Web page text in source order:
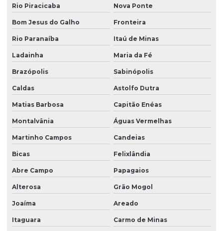
Rio Piracicaba Nova Ponte
Bom Jesus do Galho Fronteira
Rio Paranaíba Itaú de Minas
Ladainha Maria da Fé
Brazópolis Sabinópolis
Caldas Astolfo Dutra
Matias Barbosa Capitão Enéas
Montalvânia Águas Vermelhas
Martinho Campos Candeias
Bicas Felixlândia
Abre Campo Papagaios
Alterosa Grão Mogol
Joaíma Areado
Itaguara Carmo de Minas